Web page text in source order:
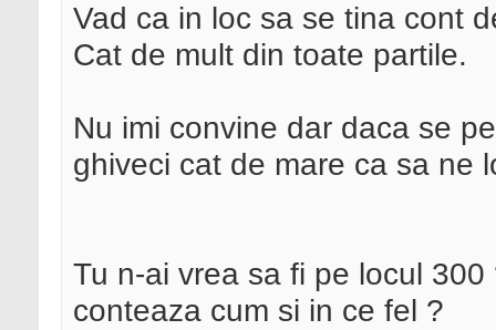
Vad ca in loc sa se tina cont
Cat de mult din toate partile.
Nu imi convine dar daca se
ghiveci cat de mare ca sa ne
Tu n-ai vrea sa fi pe locul
conteaza cum si in ce fel ?